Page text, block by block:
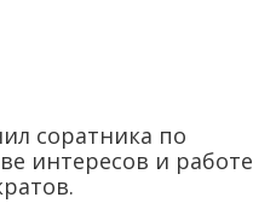
соратника по
интересов и работе